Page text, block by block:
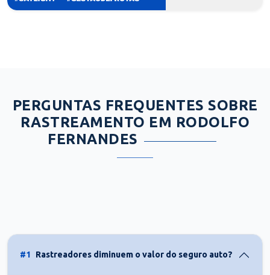
PERGUNTAS FREQUENTES SOBRE
RASTREAMENTO EM RODOLFO
FERNANDES
#1 Rastreadores diminuem o valor do seguro auto?